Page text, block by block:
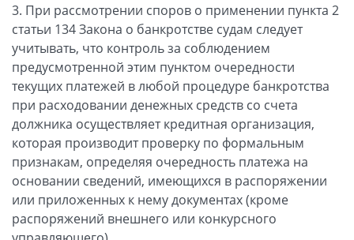
3. При рассмотрении споров о применении пункта 2
статьи 134 Закона о банкротстве судам следует
учитывать, что контроль за соблюдением
предусмотренной этим пунктом очередности
текущих платежей в любой процедуре банкротства
при расходовании денежных средств со счета
должника осуществляет кредитная организация,
которая производит проверку по формальным
признакам, определяя очередность платежа на
основании сведений, имеющихся в распоряжении
или приложенных к нему документах (кроме
распоряжений внешнего или конкурсного